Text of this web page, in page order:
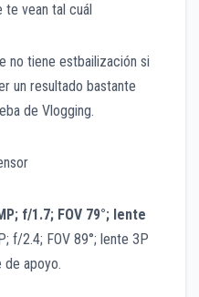
vean tal cuál
no tiene estbailización si
un resultado bastante
de Vlogging.
f/1.7; FOV 79°; lente
f/2.4; FOV 89°; lente 3P
de apoyo.